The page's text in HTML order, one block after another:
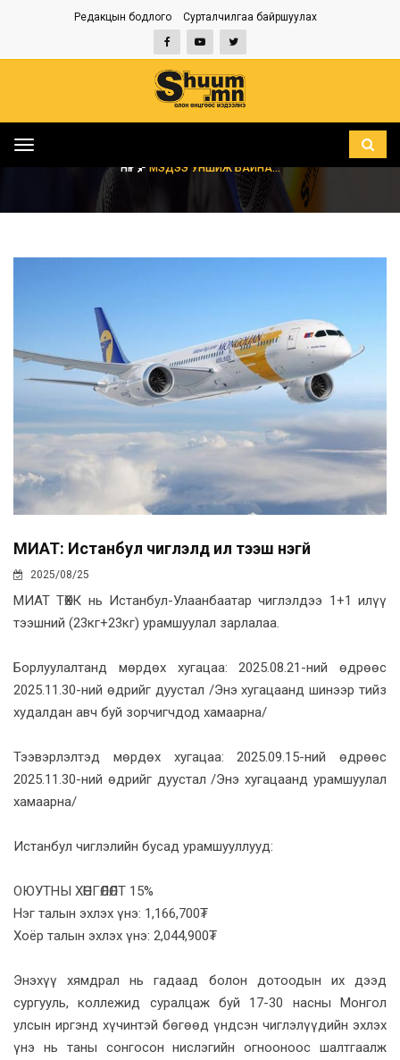
Редакцын бодлого Сурталчилгаа байршуулах
Toggle
НҮҮР МЭДЭЭ УНШИЖ БАЙНА...
МИАТ: Истанбул чиглэлд илүү тээш үнэгүй
2025/08/25
МИАТ ТӨХК нь Истанбул-Улаанбаатар чиглэлдээ 1+1 илүү
тээшний (23кг+23кг) урамшуулал зарлалаа.
Борлуулалтанд мөрдөх хугацаа: 2025.08.21-ний өдрөөс
2025.11.30-ний өдрийг дуустал /Энэ хугацаанд шинээр тийз
худалдан авч буй зорчигчдод хамаарна/
Тээвэрлэлтэд мөрдөх хугацаа: 2025.09.15-ний өдрөөс
2025.11.30-ний өдрийг дуустал /Энэ хугацаанд урамшуулал
хамаарна/
Истанбул чиглэлийн бусад урамшууллууд:
ОЮУТНЫ ХӨНГӨЛӨЛТ 15%
Нэг талын эхлэх үнэ: 1,166,700₮
Хоёр талын эхлэх үнэ: 2,044,900₮
Энэхүү хямдрал нь гадаад болон дотоодын их дээд
сургууль, коллежид суралцаж буй 17-30 насны Монгол
улсын иргэнд хүчинтэй бөгөөд үндсэн чиглэлүүдийн эхлэх
үнэ нь таны сонгосон нислэгийн огнооноос шалтгаалж